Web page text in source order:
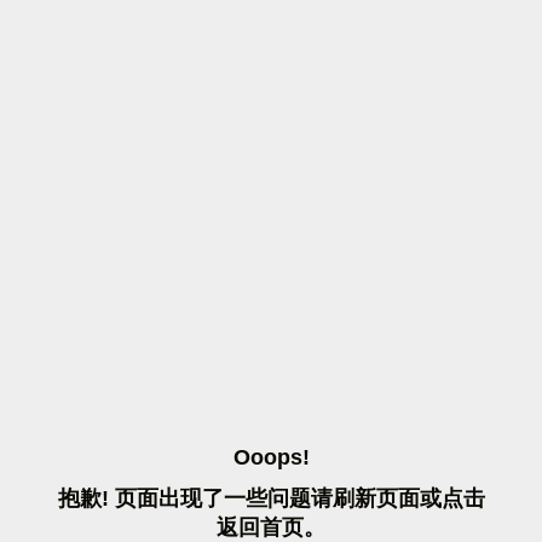
OOOPS!
抱歉! 页面出现了一些问题请刷 新页面或点击
返 回首页。